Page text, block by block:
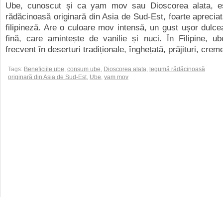
Ube, cunoscut și ca yam mov sau Dioscorea alata,
rădăcinoasă originară din Asia de Sud-Est, foarte
filipineză. Are o culoare mov intensă, un gust ușor
fină, care amintește de vanilie și nuci. În Filipine,
frecvent în deserturi tradiționale, înghețată, prăjituri,
Tags: Beneficiile ube, consum ube, Dioscorea alata, legumă rădăcinoasă
originară din Asia de Sud-Est, Ube, yam mov